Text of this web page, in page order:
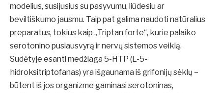
modelius, susijusius su pasyvumu, liūdesiu ar
beviltiškumo jausmu. Taip pat galima naudoti natūralius
preparatus, tokius kaip „Triptan forte“, kurie palaiko
serotonino pusiausvyrą ir nervų sistemos veiklą.
Sudėtyje esanti medžiaga 5-HTP (L-5-
hidroksitriptofanas) yra išgaunama iš grifonijų sėklų –
būtent iš jos organizme gaminasi serotoninas,